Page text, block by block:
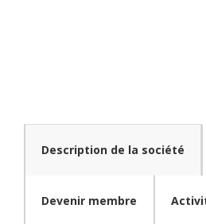
Description de la société
Devenir membre